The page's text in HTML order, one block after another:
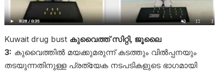
Kuwait drug bust കുവൈത്ത് സിറ്റി, ജൂലൈ
3: കുവൈത്തിൽ മയക്കുമരുന്ന് കടത്തും വിൽപ്പനയും
തടയുന്നതിനുള്ള പ്രത്യേക നടപടികളുടെ ഭാഗമായി